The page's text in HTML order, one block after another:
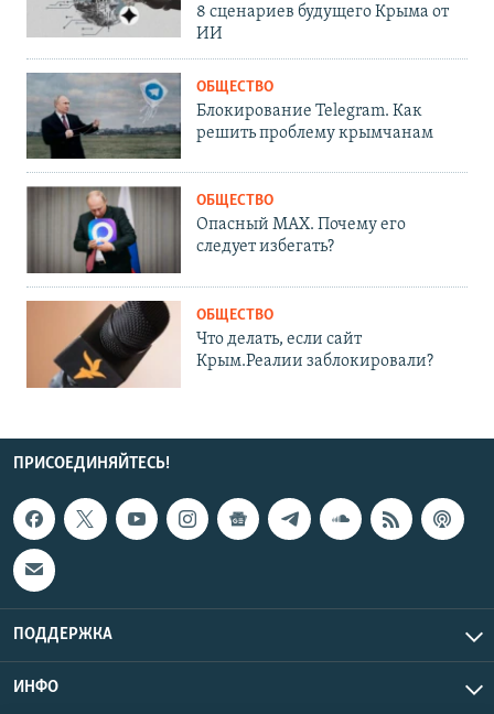
8 сценариев будущего Крыма от
ИИ
ОБЩЕСТВО
Блокирование Telegram. Как
решить проблему крымчанам
ОБЩЕСТВО
Опасный MAX. Почему его
следует избегать?
ОБЩЕСТВО
Что делать, если сайт
Крым.Реалии заблокировали?
ПРИСОЕДИНЯЙТЕСЬ!
ПОДДЕРЖКА
ИНФО